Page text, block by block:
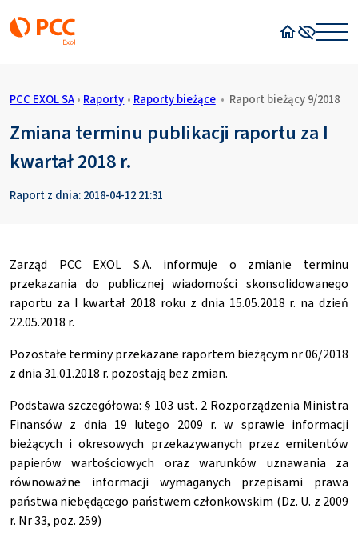
PCC EXOL SA • Raporty • Raporty bieżące • Raport bieżący 9/2018
Zmiana terminu publikacji raportu za I
kwartał 2018 r.
Raport z dnia: 2018-04-12 21:31
Zarząd PCC EXOL S.A. informuje o zmianie terminu
przekazania do publicznej wiadomości skonsolidowanego
raportu za I kwartał 2018 roku z dnia 15.05.2018 r. na dzień
22.05.2018 r.
Pozostałe terminy przekazane raportem bieżącym nr 06/2018
z dnia 31.01.2018 r. pozostają bez zmian.
Podstawa szczegółowa: § 103 ust. 2 Rozporządzenia Ministra
Finansów z dnia 19 lutego 2009 r. w sprawie informacji
bieżących i okresowych przekazywanych przez emitentów
papierów wartościowych oraz warunków uznawania za
równoważne informacji wymaganych przepisami prawa
państwa niebędącego państwem członkowskim (Dz. U. z 2009
r. Nr 33, poz. 259)